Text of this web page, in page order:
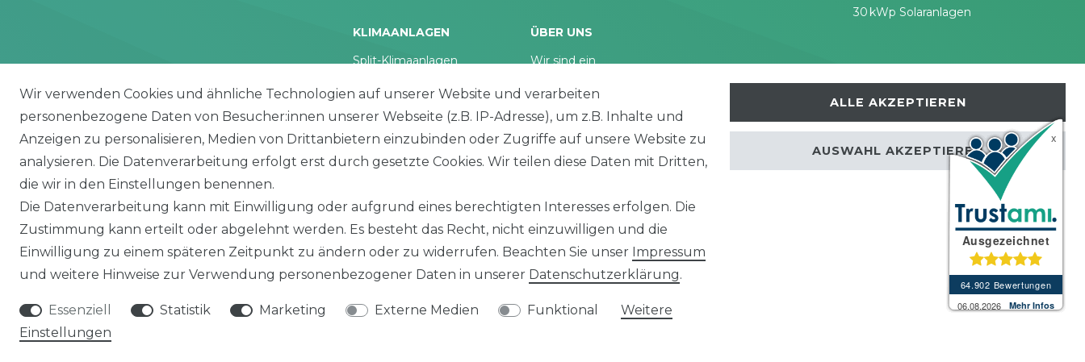
30 kWp Solaranlagen
KLIMAANLAGEN
Split-Klimaanlagen
Multi-Split Sets
Mobile Klimaanlagen
Luftentfeuchter
ÜBER UNS
Wir sind ein
ACTEC Solar
AC TEC GmbH
Wikingerstraße 10
76189 Karlsruhe
© Copyright 2026 | Alle Rechte vorbehalten.
Wir verwenden Cookies und ähnliche Technologien auf unserer Website und verarbeiten
personenbezogene Daten von Besucher:innen unserer Webseite (z.B. IP-Adresse), um z.B. Inhalte und
Anzeigen zu personalisieren, Medien von Drittanbietern einzubinden oder Zugriffe auf unsere Website zu
analysieren. Die Datenverarbeitung erfolgt erst durch gesetzte Cookies. Wir teilen diese Daten mit Dritten,
die wir in den Einstellungen benennen.
Die Datenverarbeitung kann mit Einwilligung oder aufgrund eines berechtigten Interesses erfolgen. Die
Zustimmung kann erteilt oder abgelehnt werden. Es besteht das Recht, nicht einzuwilligen und die
Einwilligung zu einem späteren Zeitpunkt zu ändern oder zu widerrufen. Beachten Sie unser Impressum
und weitere Hinweise zur Verwendung personenbezogener Daten in unserer Daten­schutz­erklärung.
Essenziell Statistik Marketing Externe Medien Funktional
Weitere
Einstellungen
ALLE AKZEPTIEREN
AUSWAHL AKZEPTIEREN